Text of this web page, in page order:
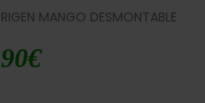
MANGO DESMONTABLE
€